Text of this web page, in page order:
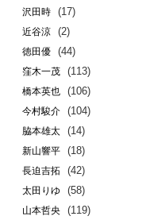
沢田時 (17)
近谷涼 (2)
徳田優 (44)
窪木一茂 (113)
橋本英也 (106)
今村駿介 (104)
脇本雄太 (14)
新山響平 (18)
長迫吉拓 (42)
太田りゆ (58)
山本哲央 (119)